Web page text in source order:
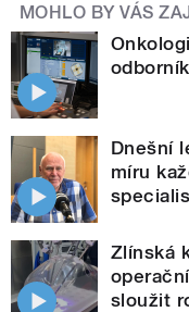
MOHLO BY VÁS
Dnešní
míru
Zlínská
sloužit